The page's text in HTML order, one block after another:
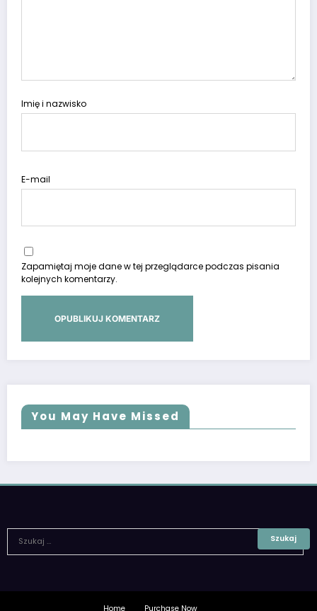
Imię i nazwisko
E-mail
Zapamiętaj moje dane w tej przeglądarce podczas pisania
kolejnych komentarzy.
You May Have Missed
Home Purchase Now